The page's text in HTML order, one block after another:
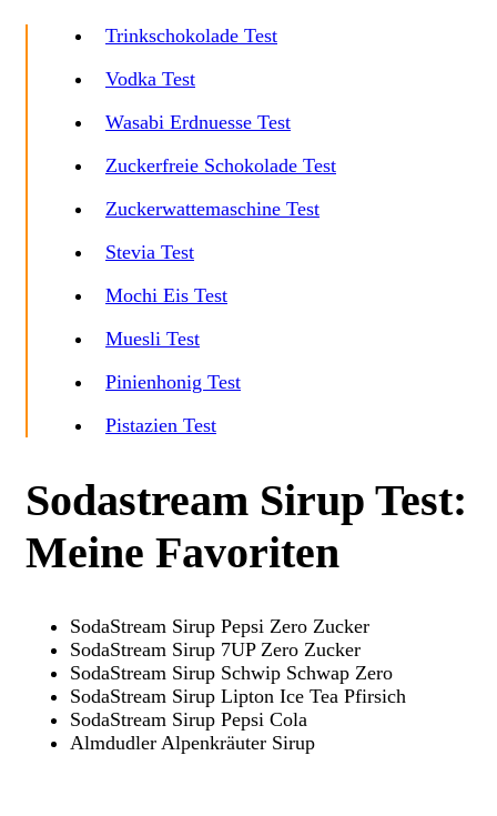
Trinkschokolade Test
Vodka Test
Wasabi Erdnuesse Test
Zuckerfreie Schokolade Test
Zuckerwattemaschine Test
Stevia Test
Mochi Eis Test
Muesli Test
Pinienhonig Test
Pistazien Test
Sodastream Sirup Test:
Meine Favoriten
SodaStream Sirup Pepsi Zero Zucker
SodaStream Sirup 7UP Zero Zucker
SodaStream Sirup Schwip Schwap Zero
SodaStream Sirup Lipton Ice Tea Pfirsich
SodaStream Sirup Pepsi Cola
Almdudler Alpenkräuter Sirup